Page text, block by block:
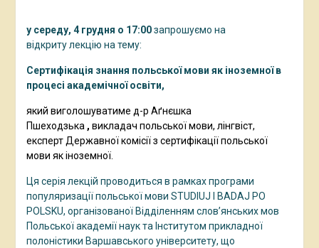
у середу, 4 грудня о 17:00запрошуємо на
відкриту лекцію на тему:
Сертифікація знання польської мови як іноземної в
процесі академічної освіти,
який виголошуватиме д-р Аґнєшка
Пшеходзька , викладач польської мови, лінгвіст,
експерт Державної комісії з сертифікації польської
мови як іноземної.
Ця серія лекцій проводиться в рамках програми
популяризації польської мови STUDIUJ I BADAJ PO
POLSKU, організованої Відділенням слов’янських мов
Польської академії наук та Інститутом прикладної
полоністики Варшавського університету, що